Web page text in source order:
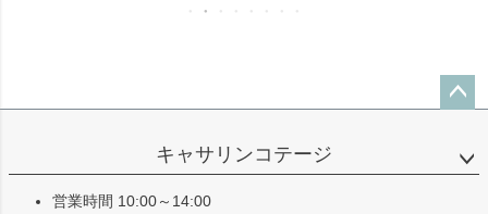
ップ
キャサリンコテージ
営業時間 10:00～14:00